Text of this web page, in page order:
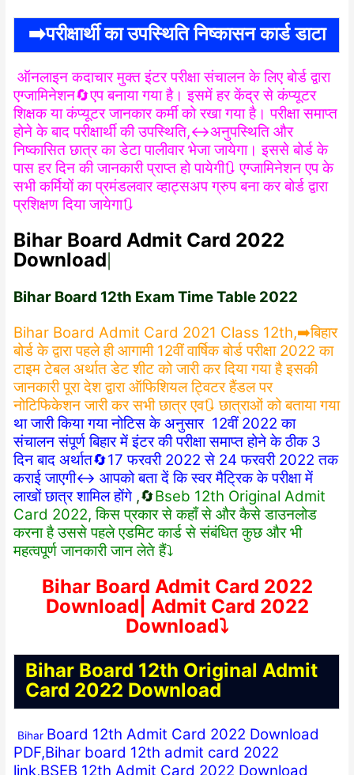
➡️परीक्षार्थी का उपस्थिति निष्कासन कार्ड डाटा
ऑनलाइन कदाचार मुक्त इंटर परीक्षा संचालन के लिए बोर्ड द्वारा
एग्जामिनेशन🔄एप बनाया गया है। इसमें हर केंद्र से कंप्यूटर
शिक्षक या कंप्यूटर जानकार कर्मी को रखा गया है। परीक्षा समाप्त
होने के बाद परीक्षार्थी की उपस्थिति,↔️अनुपस्थिति और
निष्कासित छात्र का डेटा पालीवार भेजा जायेगा। इससे बोर्ड के
पास हर दिन की जानकारी प्राप्त हो पायेगी🔃 एग्जामिनेशन एप के
सभी कर्मियों का प्रमंडलवार व्हाट्सअप ग्रुप बना कर बोर्ड द्वारा
प्रशिक्षण दिया जायेगा🔃
Bihar Board Admit Card 2022
Download
Bihar Board 12th Exam Time Table 2022
Bihar Board Admit Card 2021 Class 12th,➡️बिहार
बोर्ड के द्वारा पहले ही आगामी 12वीं वार्षिक बोर्ड परीक्षा 2022 का
टाइम टेबल अर्थात डेट शीट को जारी कर दिया गया है इसकी
जानकारी पूरा देश द्वारा ऑफिशियल ट्विटर हैंडल पर
नोटिफिकेशन जारी कर सभी छात्र एव🔃 छात्राओं को बताया गया
था जारी किया गया नोटिस के अनुसार 12वीं 2022 का
संचालन संपूर्ण बिहार में इंटर की परीक्षा समाप्त होने के ठीक 3
दिन बाद अर्थात🔄17 फरवरी 2022 से 24 फरवरी 2022 तक
कराई जाएगी↔️ आपको बता दें कि स्वर मैट्रिक के परीक्षा में
लाखों छात्र शामिल होंगे ,🔄Bseb 12th Original Admit
Card 2022, किस प्रकार से कहाँ से और कैसे डाउनलोड
करना है उससे पहले एडमिट कार्ड से संबंधित कुछ और भी
महत्वपूर्ण जानकारी जान लेते हैं⤵️
Bihar Board Admit Card 2022
Download| Admit Card 2022
Download⤵️
Bihar Board 12th Original Admit
Card 2022 Download
Bihar Board 12th Admit Card 2022 Download
PDF,Bihar board 12th admit card 2022
link,BSEB 12th Admit Card 2022 Download